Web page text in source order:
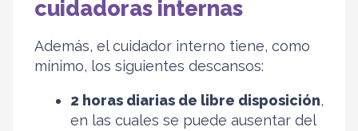
cuidadoras internas
Además, el cuidador interno tiene, como
mínimo, los siguientes descansos:
2 horas diarias de libre disposición,
en las cuales se puede ausentar del